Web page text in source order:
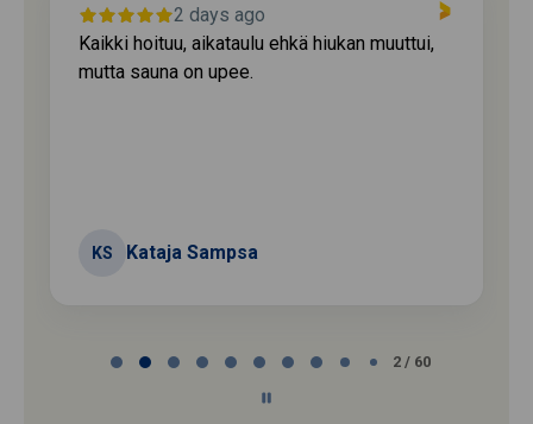
2 days ago
Kaikki hoituu, aikataulu ehkä hiukan muuttui,
mutta sauna on upee.
KS Kataja Sampsa
2 / 60